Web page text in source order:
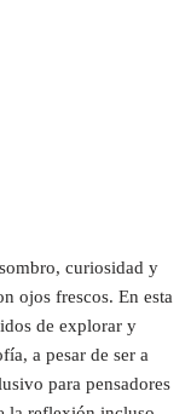
curiosidad y
ojos frescos. En esta
de explorar y
a pesar de ser a
para pensadores